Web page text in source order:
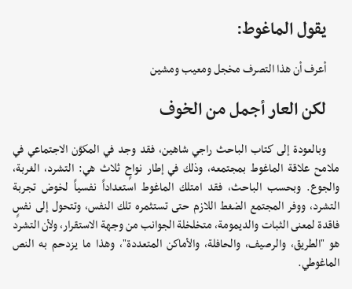
يقول الماغوط:
أعرف أن هذا التصرف مخجل ومعيب ومشين
لكن العار أجمل من الخوف
وبالعودة إلى كتاب الباحث راجي شاهين، فقد وجد في المكوّن الاجتماعي في
ملامح علاقة الماغوط بمجتمعه، وذلك في إطار نواحٍ ثلاث هي: التشرد، الغربة،
والجوع. وبحسب الباحث، فقد امتلك الماغوط استعداداً نفسياً لخوض تجربة
التشرد، ووفر المجتمع الضغط اللازم حتى تستثمره تلك النفس، وتتحول إلى نفسٍ
فاقدة لمعنى الثبات والديمومة، متخلخلة الجوانب من وجهة الاستقرار، ولأن التشرد
هو "الطريق، والرصيف، والحافلة، والأماكن المتعددة"، وهذا ما يزدحم به النص
الماغوطي.